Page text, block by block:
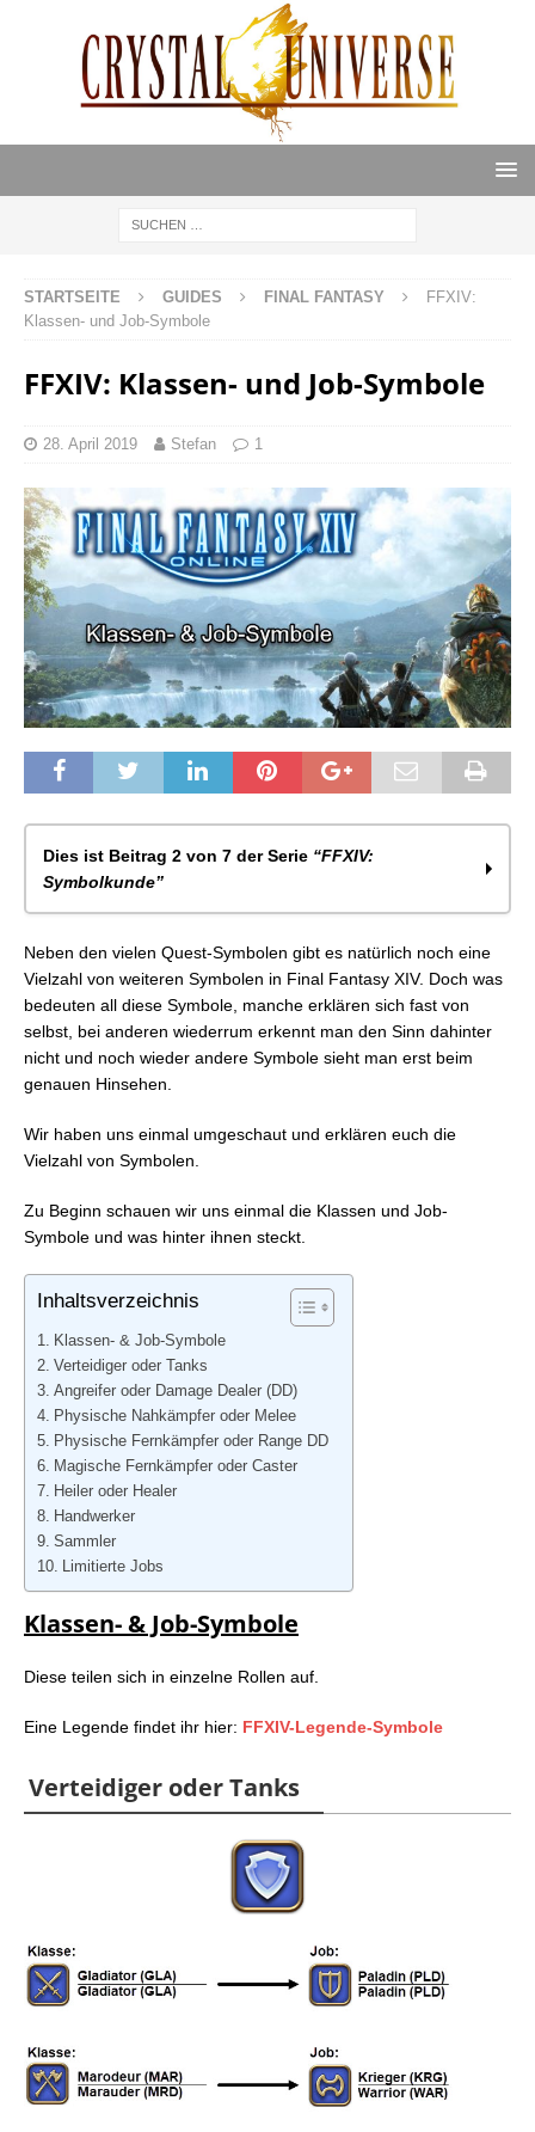
STARTSEITE GUIDES FINAL FANTASY
FFXIV:
Klassen- und Job-Symbole
FFXIV: Klassen- und Job-Symbole
28. April 2019 Stefan 1
Dies ist Beitrag 2 von 7 der Serie “FFXIV:
Symbolkunde”
FFXIV: Quest-Symbole
FFXIV: Klassen- und Job-Symbole
FFXIV: Fate- und Gegner-Symbole
FFXIV: Charakter-Symbole
FFXIV: Symbole auf der Gebietskarte
FFXIV: Symbole für Inhalte, Ausrüstung und Routine
Neben den vielen Quest-Symbolen gibt es natürlich noch eine
Vielzahl von weiteren Symbolen in Final Fantasy XIV. Doch was
bedeuten all diese Symbole, manche erklären sich fast von
selbst, bei anderen wiederrum erkennt man den Sinn dahinter
nicht und noch wieder andere Symbole sieht man erst beim
genauen Hinsehen.
Wir haben uns einmal umgeschaut und erklären euch die
Vielzahl von Symbolen.
Zu Beginn schauen wir uns einmal die Klassen und Job-
Symbole und was hinter ihnen steckt.
Inhaltsverzeichnis
Klassen- & Job-Symbole
Verteidiger oder Tanks
Angreifer oder Damage Dealer (DD)
Physische Nahkämpfer oder Melee
Physische Fernkämpfer oder Range DD
Magische Fernkämpfer oder Caster
Heiler oder Healer
Handwerker
Sammler
Limitierte Jobs
Klassen- & Job-Symbole
Diese teilen sich in einzelne Rollen auf.
Eine Legende findet ihr hier: FFXIV-Legende-Symbole
Verteidiger oder Tanks